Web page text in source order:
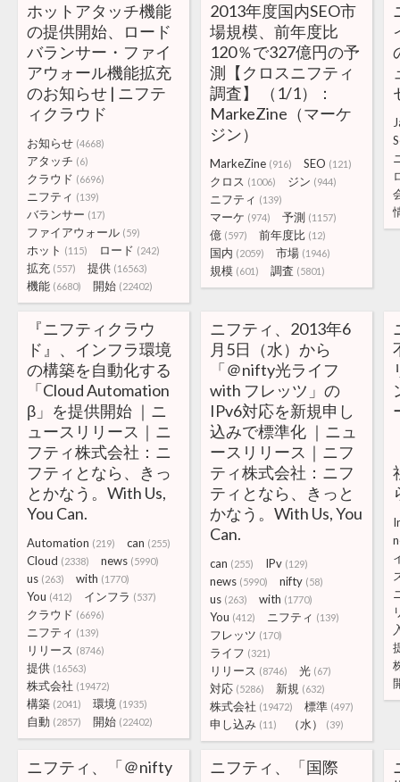
ホットアタッチ機能
の提供開始、ロード
バランサー・ファイ
アウォール機能拡充
のお知らせ | ニフテ
ィクラウド
お知らせ (4668)
アタッチ (6)
クラウド (6696)
ニフティ (139)
バランサー (17)
ファイアウォール (59)
ホット (115) ロード (242)
拡充 (557) 提供 (16563)
機能 (6680) 開始 (22402)
2013年度国内SEO市
場規模、前年度比
120％で327億円の予
測【クロスニフティ
調査】 （1/1）：
MarkeZine（マーケ
ジン）
MarkeZine (916) SEO (121)
クロス (1006) ジン (944)
ニフティ (139)
マーケ (974) 予測 (1157)
億 (597) 前年度比 (12)
国内 (2059) 市場 (1946)
規模 (601) 調査 (5801)
『ニフティクラウ
ド』、インフラ環境
の構築を自動化する
「Cloud Automation
β」を提供開始 ｜ニ
ュースリリース｜ニ
フティ株式会社：ニ
フティとなら、きっ
とかなう。With Us,
You Can.
Automation (219) can (255)
Cloud (2338) news (5990)
us (263) with (1770)
You (412) インフラ (537)
クラウド (6696)
ニフティ (139)
リリース (8746)
提供 (16563)
株式会社 (19472)
構築 (2041) 環境 (1935)
自動 (2857) 開始 (22402)
ニフティ、2013年6
月5日（水）から
「＠nifty光ライフ
with フレッツ」の
IPv6対応を新規申し
込みで標準化 ｜ニュ
ースリリース｜ニフ
ティ株式会社：ニフ
ティとなら、きっと
かなう。With Us, You
Can.
can (255) IPv (129)
news (5990) nifty (58)
us (263) with (1770)
You (412) ニフティ (139)
フレッツ (170)
ライフ (321)
リリース (8746) 光 (67)
対応 (5286) 新規 (632)
株式会社 (19472) 標準 (497)
申し込み (11) （水） (39)
ニフティ、「＠nifty
ニフティ、「国際